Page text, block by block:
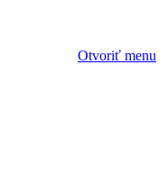
Otvoriť menu